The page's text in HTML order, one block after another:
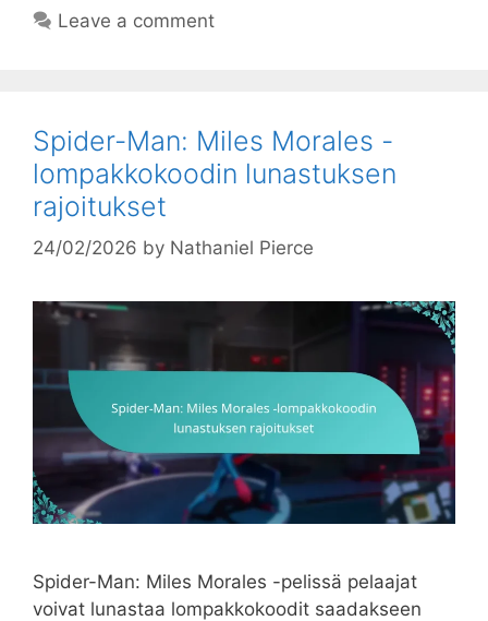
Leave a comment
Spider-Man: Miles Morales -
lompakkokoodin lunastuksen
rajoitukset
24/02/2026 by Nathaniel Pierce
Spider-Man: Miles Morales -pelissä pelaajat
voivat lunastaa lompakkokoodit saadakseen